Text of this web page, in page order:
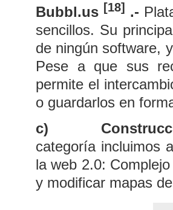
Bubbl.us [18] .-
sencillos. Su
de ningún software,
Pese a que sus
permite el
o guardarlos en
c)
categoría incluimos
la web 2.0:
y modificar mapas